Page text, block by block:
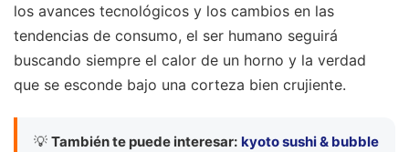
los avances tecnológicos y los cambios en las
tendencias de consumo, el ser humano seguirá
buscando siempre el calor de un horno y la verdad
que se esconde bajo una corteza bien crujiente.
💡 También te puede interesar: kyoto sushi & bubble